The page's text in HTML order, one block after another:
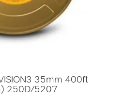
35mm 400ft
250D/5207